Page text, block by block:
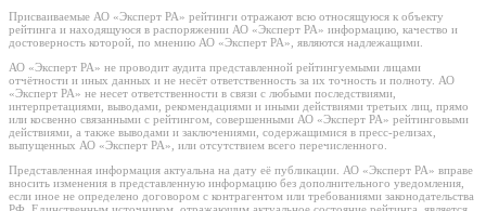
Присваиваемые АО «Эксперт РА» рейтинги отражают всю относящуюся к объекту
рейтинга и находящуюся в распоряжении АО «Эксперт РА» информацию, качество и
достоверность которой, по мнению АО «Эксперт РА», являются надлежащими.
АО «Эксперт РА» не проводит аудита представленной рейтингуемыми лицами
отчётности и иных данных и не несёт ответственность за их точность и полноту. АО
«Эксперт РА» не несет ответственности в связи с любыми последствиями,
интерпретациями, выводами, рекомендациями и иными действиями третьих лиц, прямо
или косвенно связанными с рейтингом, совершенными АО «Эксперт РА» рейтинговыми
действиями, а также выводами и заключениями, содержащимися в пресс-релизах,
выпущенных АО «Эксперт РА», или отсутствием всего перечисленного.
Представленная информация актуальна на дату её публикации. АО «Эксперт РА» вправе
вносить изменения в представленную информацию без дополнительного уведомления,
если иное не определено договором с контрагентом или требованиями законодательства